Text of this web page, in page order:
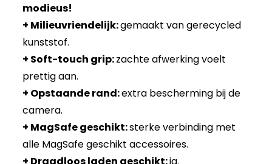
modieus!
+ Milieuvriendelijk:gemaakt van gerecycled
kunststof.
+ Soft-touch grip:zachte afwerking voelt
prettig aan.
+ Opstaande rand:extra bescherming bij de
camera.
+ MagSafe geschikt:sterke verbinding met
alle MagSafe geschikt accessoires.
+ Draadloos laden geschikt:ja.